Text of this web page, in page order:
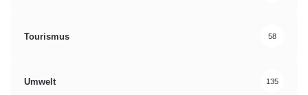
Tourismus 58
Umwelt 135